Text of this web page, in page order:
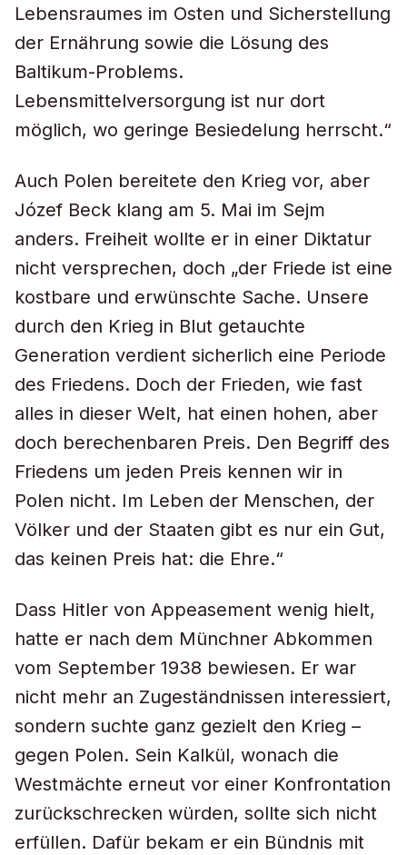
Lebensraumes im Osten und Sicherstellung
der Ernährung sowie die Lösung des
Baltikum-Problems.
Lebensmittelversorgung ist nur dort
möglich, wo geringe Besiedelung herrscht.“
Auch Polen bereitete den Krieg vor, aber
Józef Beck klang am 5. Mai im Sejm
anders. Freiheit wollte er in einer Diktatur
nicht versprechen, doch „der Friede ist eine
kostbare und erwünschte Sache. Unsere
durch den Krieg in Blut getauchte
Generation verdient sicherlich eine Periode
des Friedens. Doch der Frieden, wie fast
alles in dieser Welt, hat einen hohen, aber
doch berechenbaren Preis. Den Begriff des
Friedens um jeden Preis kennen wir in
Polen nicht. Im Leben der Menschen, der
Völker und der Staaten gibt es nur ein Gut,
das keinen Preis hat: die Ehre.“
Dass Hitler von Appeasement wenig hielt,
hatte er nach dem Münchner Abkommen
vom September 1938 bewiesen. Er war
nicht mehr an Zugeständnissen interessiert,
sondern suchte ganz gezielt den Krieg –
gegen Polen. Sein Kalkül, wonach die
Westmächte erneut vor einer Konfrontation
zurückschrecken würden, sollte sich nicht
erfüllen. Dafür bekam er ein Bündnis mit